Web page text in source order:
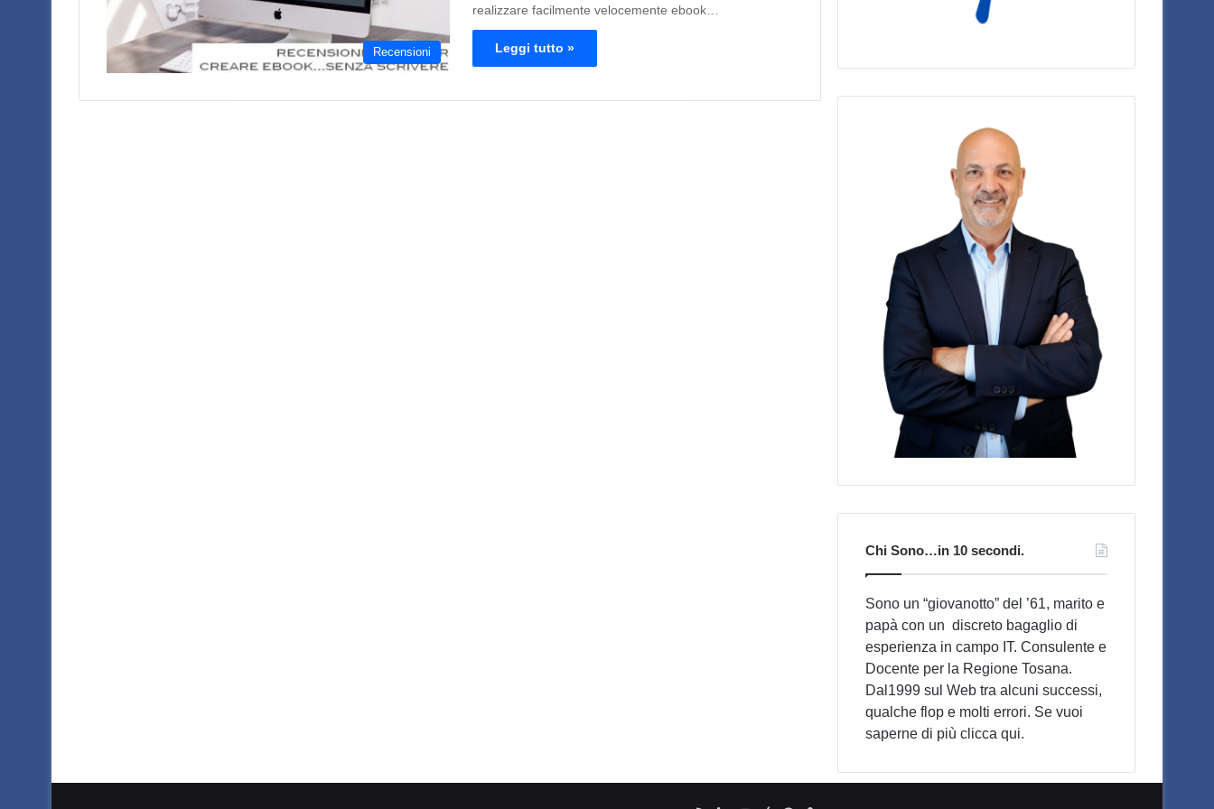
Recensioni
realizzare facilmente velocemente ebook…
Leggi tutto »
Chi Sono…in 10 secondi.
Sono un “giovanotto” del ’61, marito e
papà con un discreto bagaglio di
esperienza in campo IT. Consulente e
Docente per la Regione Tosana.
Dal1999 sul Web tra alcuni successi,
qualche flop e molti errori. Se vuoi
saperne di più clicca qui.